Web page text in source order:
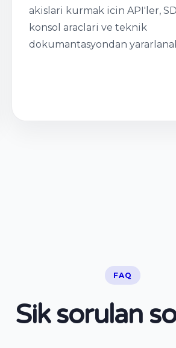
akislari kurmak icin API'ler,
konsol araclari ve teknik
dokumantasyondan
FAQ
Sik sorulan